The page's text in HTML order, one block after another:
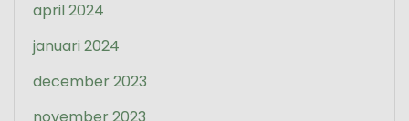
april 2024
januari 2024
december 2023
november 2023